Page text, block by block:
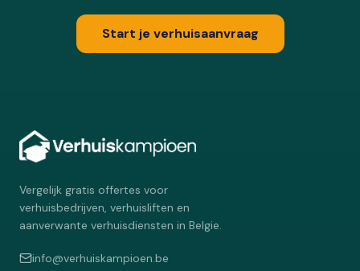
Start je verhuisaanvraag
Vergelijk gratis offertes voor
verhuisbedrijven, verhuisliften en
aanverwante verhuisdiensten in Belgie.
info@verhuiskampioen.be